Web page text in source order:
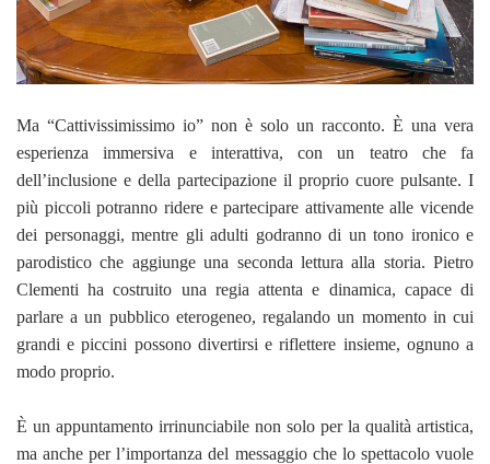
Ma “Cattivissimissimo io” non è solo un racconto. È una vera
esperienza immersiva e interattiva, con un teatro che fa
dell’inclusione e della partecipazione il proprio cuore pulsante. I
più piccoli potranno ridere e partecipare attivamente alle vicende
dei personaggi, mentre gli adulti godranno di un tono ironico e
parodistico che aggiunge una seconda lettura alla storia. Pietro
Clementi ha costruito una regia attenta e dinamica, capace di
parlare a un pubblico eterogeneo, regalando un momento in cui
grandi e piccini possono divertirsi e riflettere insieme, ognuno a
modo proprio.
È un appuntamento irrinunciabile non solo per la qualità artistica,
ma anche per l’importanza del messaggio che lo spettacolo vuole